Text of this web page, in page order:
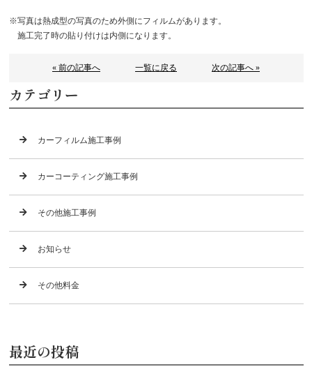
※写真は熱成型の写真のため外側にフィルムがあります。
施工完了時の貼り付けは内側になります。
« 前の記事へ 一覧に戻る 次の記事へ »
カテゴリー
カーフィルム施工事例
カーコーティング施工事例
その他施工事例
お知らせ
その他料金
最近の投稿